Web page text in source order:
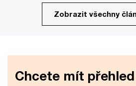
Zobrazit všechny
Chcete mít